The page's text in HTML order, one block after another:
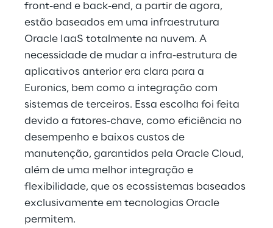
front-end e back-end, a partir de agora,
estão baseados em uma infraestrutura
Oracle IaaS totalmente na nuvem. A
necessidade de mudar a infra-estrutura de
aplicativos anterior era clara para a
Euronics, bem como a integração com
sistemas de terceiros. Essa escolha foi feita
devido a fatores-chave, como eficiência no
desempenho e baixos custos de
manutenção, garantidos pela Oracle Cloud,
além de uma melhor integração e
flexibilidade, que os ecossistemas baseados
exclusivamente em tecnologias Oracle
permitem.